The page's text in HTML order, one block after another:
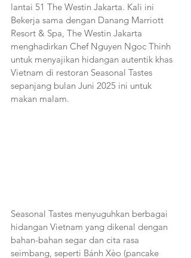
lantai 51 The Westin Jakarta. Kali ini
Bekerja sama dengan Danang Marriott
Resort & Spa, The Westin Jakarta
menghadirkan Chef Nguyen Ngoc Thinh
untuk menyajikan hidangan autentik khas
Vietnam di restoran Seasonal Tastes
sepanjang bulan Juni 2025 ini untuk
makan malam.
Seasonal Tastes menyuguhkan berbagai
hidangan Vietnam yang dikenal dengan
bahan-bahan segar dan cita rasa
seimbang, seperti Bánh Xèo (pancake